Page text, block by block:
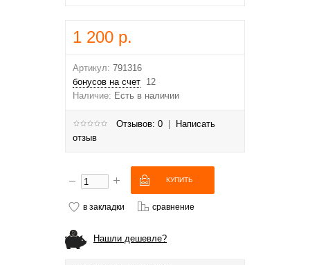
1 200 р.
Артикул: 791316
бонусов на счет 12
Наличие: Есть в наличии
Отзывов: 0
Написать
отзыв
в закладки сравнение
Нашли дешевле?